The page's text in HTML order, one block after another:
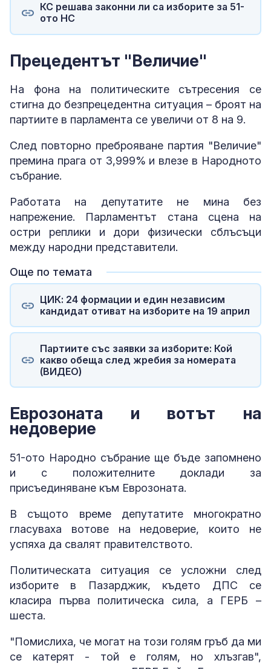
КС решава законни ли са изборите за 51-
ото НС
Прецедентът "Величие"
На фона на политическите сътресения се
стигна до безпрецедентна ситуация – броят на
партиите в парламента се увеличи от 8 на 9.
След повторно преброяване партия "Величие"
премина прага от 3,999% и влезе в Народното
събрание.
Работата на депутатите не мина без
напрежение. Парламентът стана сцена на
остри реплики и дори физически сблъсъци
между народни представители.
Още по темата
ЦИК: 24 формации и един независим
кандидат отиват на изборите на 19 април
Партиите със заявки за изборите: Кой
какво обеща след жребия за номерата
(ВИДЕО)
Еврозоната и вотът на
недоверие
51-ото Народно събрание ще бъде запомнено
и с положителните доклади за
присъединяване към Еврозоната.
В същото време депутатите многократно
гласуваха вотове на недоверие, които не
успяха да свалят правителството.
Политическата ситуация се усложни след
изборите в Пазарджик, където ДПС се
класира първа политическа сила, а ГЕРБ –
шеста.
"Помислиха, че могат на този голям гръб да ми
се катерят - той е голям, но хлъзгав",